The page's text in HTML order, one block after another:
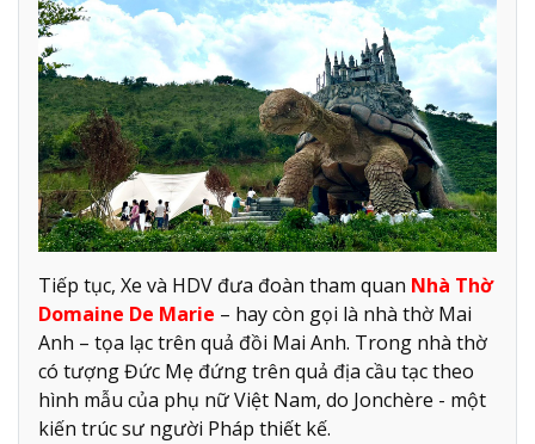
Tiếp tục, Xe và HDV đưa đoàn tham quan Nhà Thờ
Domaine De Marie – hay còn gọi là nhà thờ Mai
Anh – tọa lạc trên quả đồi Mai Anh. Trong nhà thờ
có tượng Đức Mẹ đứng trên quả địa cầu tạc theo
hình mẫu của phụ nữ Việt Nam, do Jonchère - một
kiến trúc sư người Pháp thiết kế.